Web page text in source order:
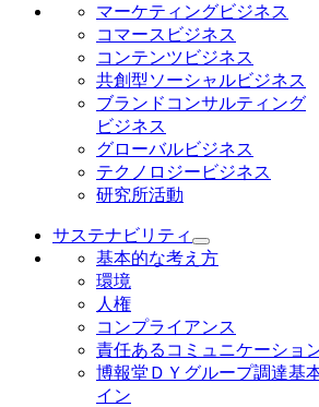
マーケティングビジネス
コマースビジネス
コンテンツビジネス
共創型ソーシャルビジネス
ブランドコンサルティング
ビジネス
グローバルビジネス
テクノロジービジネス
研究所活動
サステナビリティ
基本的な考え方
環境
人権
コンプライアンス
責任あるコミュニケーショ
博報堂ＤＹグループ調達基
イン